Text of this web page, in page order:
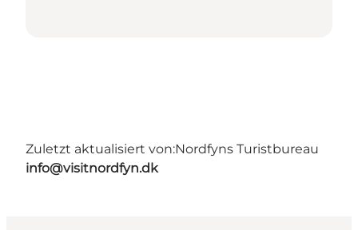
Zuletzt aktualisiert von:Nordfyns Turistbureau
info@visitnordfyn.dk